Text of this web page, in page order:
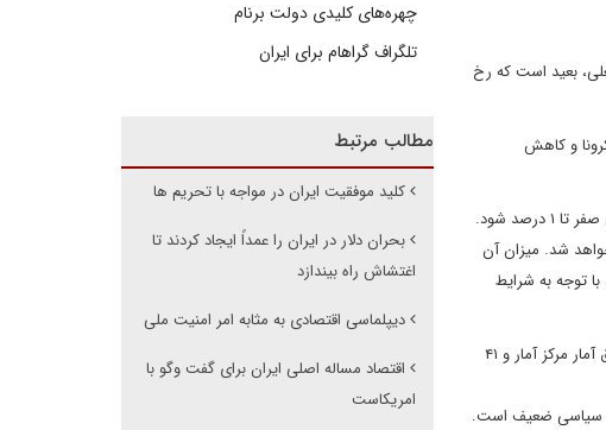
بعید است که رخ
بر اثر کرونا و کاهش
۳. منفی شدن رشد اقتصادی. در پیش‌بینی‌های قبلی، تخمین زده می‌شد که رشد اقتصادی بعد از رشد منفی سال‌های ۹۷ و ۹۸، در سال ۹۹ بین صفر تا ۱ درصد شود.
شد. میزان آن
توجه به شرایط
۴. میزان تورم، به رغم تلاش بانک مرکزی برای کاهش آن به حدود ۲۰ درصد، در بهترین حالت حول و حوش میزان سال گذشته (۳۵ درصد طبق آمار مرکز آمار و ۴۱
سیاسی ضعیف است.
چهره‌های کلیدی دولت برنام
تلگراف گراهام برای ایران
مطالب مرتبط
کلید موفقیت ایران در مواجه با تحریم ها
بحران دلار در ایران را عمداً ایجاد کردند تا
اغتشاش راه بیندازد
دیپلماسی اقتصادی به مثابه امر امنیت ملی
اقتصاد مساله اصلی ایران برای گفت وگو با
امریکاست